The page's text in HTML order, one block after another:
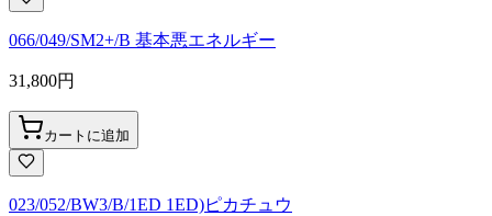
066/049/SM2+/B 基本悪エネルギー
31,800円
カートに追加
023/052/BW3/B/1ED 1ED)ピカチュウ